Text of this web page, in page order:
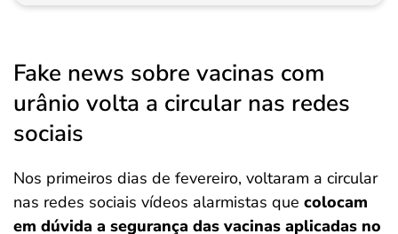
Fake news sobre vacinas com
urânio volta a circular nas redes
sociais
Nos primeiros dias de fevereiro, voltaram a circular
nas redes sociais vídeos alarmistas que colocam
em dúvida a segurança das vacinas aplicadas no